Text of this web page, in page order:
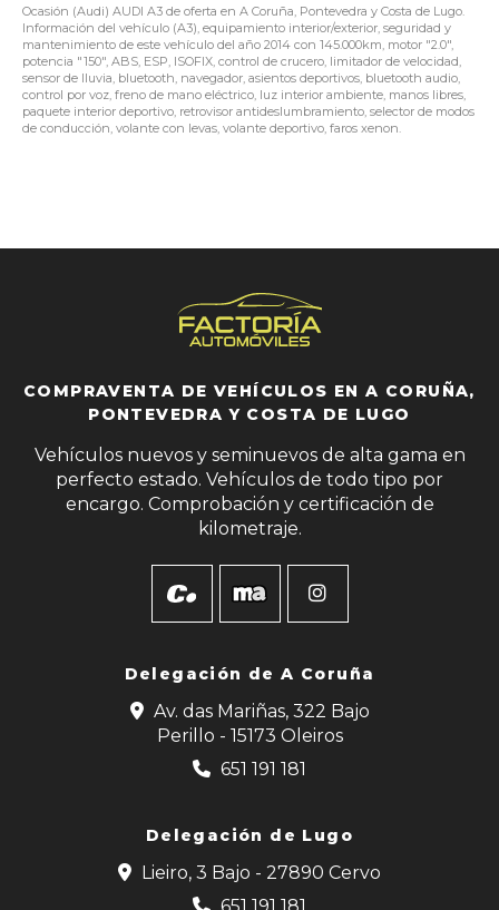
Ocasión (Audi) AUDI A3 de oferta en A Coruña, Pontevedra y Costa de Lugo.
Información del vehículo (A3), equipamiento interior/exterior, seguridad y
mantenimiento de este vehículo del año 2014 con 145.000km, motor "2.0",
potencia "150", ABS, ESP, ISOFIX, control de crucero, limitador de velocidad,
sensor de lluvia, bluetooth, navegador, asientos deportivos, bluetooth audio,
control por voz, freno de mano eléctrico, luz interior ambiente, manos libres,
paquete interior deportivo, retrovisor antideslumbramiento, selector de modos
de conducción, volante con levas, volante deportivo, faros xenon.
COMPRAVENTA DE VEHÍCULOS EN A CORUÑA,
PONTEVEDRA Y COSTA DE LUGO
Vehículos nuevos y seminuevos de alta gama en
perfecto estado. Vehículos de todo tipo por
encargo. Comprobación y certificación de
kilometraje.
Delegación deA Coruña
Av. das Mariñas, 322 Bajo
Perillo - 15173 Oleiros
651 191 181
Delegación de Lugo
Lieiro, 3 Bajo - 27890 Cervo